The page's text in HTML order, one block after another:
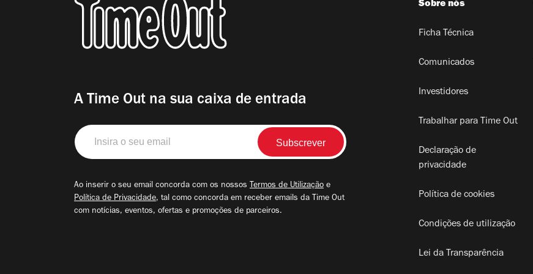
A Time Out na sua caixa de entrada
Insira
o
seu
Ao inserir o seu email concorda com os nossos Termos de Utilização e
Política de Privacidade, tal como concorda em receber emails da Time Out
com notícias, eventos, ofertas e promoções de parceiros.
Sobre nós
Ficha Técnica
Comunicados
Investidores
Trabalhar para Time Out
Declaração de
privacidade
Política de cookies
Condições de utilização
Lei da Transparência